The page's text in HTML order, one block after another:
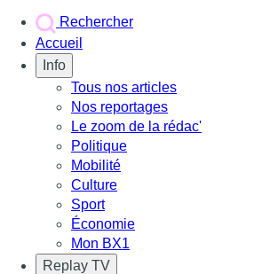
Rechercher
Accueil
Info
Tous nos articles
Nos reportages
Le zoom de la rédac'
Politique
Mobilité
Culture
Sport
Économie
Mon BX1
Replay TV